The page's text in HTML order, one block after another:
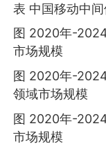
表 中国移动中
图 2020年-
市场规模
图 2020年-
领域市场规模
图 2020年-
市场规模